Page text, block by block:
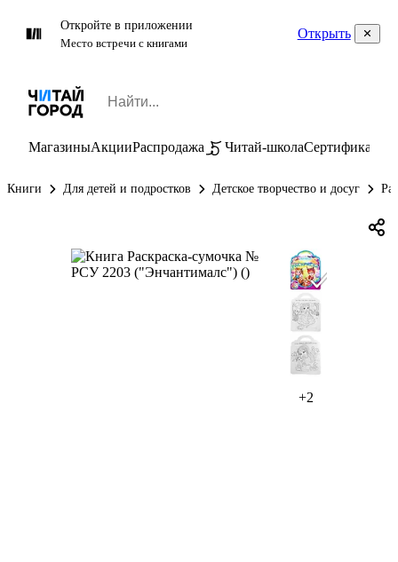
Откройте в приложении
Место встречи с книгами
Открыть
МагазиныАкцииРаспродажа Читай-школаСертификаты
Книги Для детей и подростков Детское творчество и досуг
+2